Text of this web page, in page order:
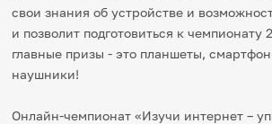
Секреты кода
Незрячим
English
свои знания об устройстве и
и позволит подготовиться к чемпионату
главные призы - это планшеты,
наушники!
Онлайн-чемпионат «Изучи интернет –